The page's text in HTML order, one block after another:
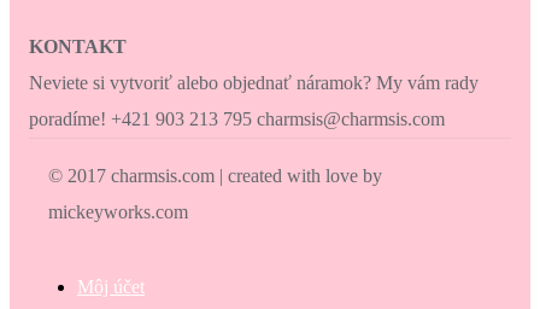
KONTAKT
Neviete si vytvoriť alebo objednať náramok? My vám rady
poradíme! +421 903 213 795 charmsis@charmsis.com
© 2017 charmsis.com | created with love by
mickeyworks.com
Môj účet